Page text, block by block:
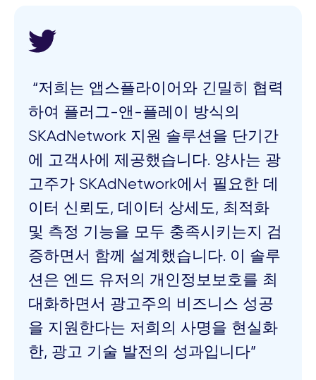
“저희는 앱스플라이어와 긴밀히 협력
하여 플러그-앤-플레이 방식의
SKAdNetwork 지원 솔루션을 단기간
에 고객사에 제공했습니다. 양사는 광
고주가 SKAdNetwork에서 필요한 데
이터 신뢰도, 데이터 상세도, 최적화
및 측정 기능을 모두 충족시키는지 검
증하면서 함께 설계했습니다. 이 솔루
션은 엔드 유저의 개인정보보호를 최
대화하면서 광고주의 비즈니스 성공
을 지원한다는 저희의 사명을 현실화
한, 광고 기술 발전의 성과입니다”
“컨버전 스튜디오로 복잡한 기술 작업
없이 클릭 몇 번에 전환 값을 스키마를
변경할 수 있습니다. 스키마 테스팅 하
기가 훨씬 쉬워졌습니다.”
“우리에게 신뢰할 수 있는 데이터가 생
겼다는 것이 가장 큰 변화입니다. 예산
편성을 할 때 무조건 확인하는 대시보
드가 생겼습니다. 이제 어떤 매체를 키
우고 어떤 매체에서 자금을 회수할지
가 분명합니다.”
“저희는 Predict로 저희가 실제로 사용
하는 KPI와 구체적인 지표를 대시보드
에서 바로 조회합니다. SKAN으로 인
한 제약사항이 크게 거슬리지 않습니
다. 물론, 측정 시간 등 제약이 있긴 하
지만 Predict로 예전과 거의 비슷한 수
준으로 캠페인을 관리할 수 있게 되었
습니다.”